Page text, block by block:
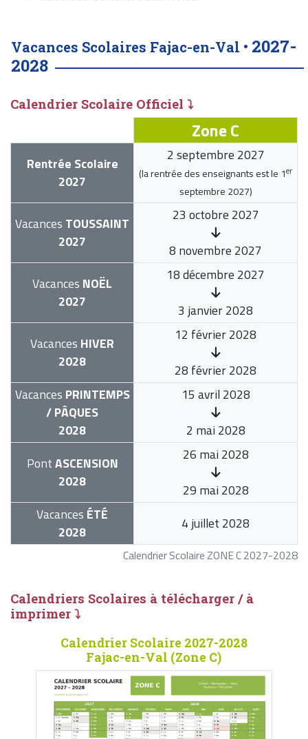
Vacances Scolaires Fajac-en-Val • 2027-
2028
Calendrier Scolaire Officiel ⤵
Calendrier Scolaire ZONE C 2027-2028
Zone C
Rentrée Scolaire
2027
2 septembre 2027
(la rentrée des enseignants est le 1er
septembre 2027)
Vacances TOUSSAINT
2027
23 octobre 2027
8 novembre 2027
Vacances NOËL
2027
18 décembre 2027
3 janvier 2028
Vacances HIVER
2028
12 février 2028
28 février 2028
Vacances PRINTEMPS
/ PÂQUES
2028
15 avril 2028
2 mai 2028
PontASCENSION
2028
26 mai 2028
29 mai 2028
Vacances ÉTÉ
2028
4 juillet 2028
Calendriers Scolaires à télécharger / à
imprimer ⤵
Calendrier Scolaire 2027-2028
Fajac-en-Val (Zone C)